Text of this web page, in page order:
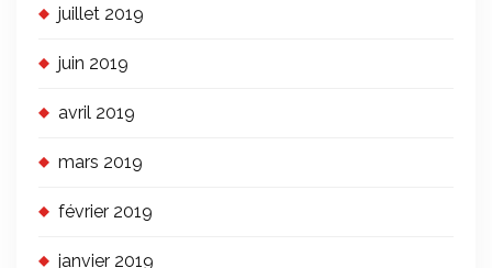
juillet 2019
juin 2019
avril 2019
mars 2019
février 2019
janvier 2019